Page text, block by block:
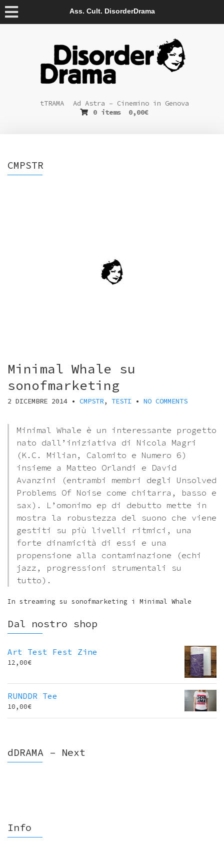
Ass. Cult. DisorderDrama
tTRAMA
Ad Astra – Cinemino in Genova
0 items
0,00€
CMPSTR
Minimal Whale su
sonofmarketing
2 DICEMBRE 2014 • CMPSTR, TESTI • NO COMMENTS
Minimal Whale è un interessante progetto
nato dall’iniziativa di Nicola Magri
(K.C. Milian, Calomito e Numero 6)
insieme a Matteo Orlandi e David
Avanzini (entrambi membri degli Unsolved
Problems Of Noise come chitarra, basso e
sax). L’omonimo ep di debutto mette in
mostra la robustezza del suono che viene
gestiti su più livelli ritmici, una
forte dinamicità di essi e una
propensione alla contaminazione (echi
jazz, progressioni strumentali su
tutto).
In streaming su sonofmarketing i Minimal Whale
Dal nostro shop
Art Test Fest Zine
12,00€
RUNDDR Tee
10,00€
dDRAMA – Next
Info